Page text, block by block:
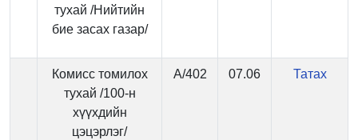
тухай /Нийтийн
бие засах газар/
Комисс томилох
тухай /100-н
хүүхдийн
цэцэрлэг/
А/402 07.06 Татах